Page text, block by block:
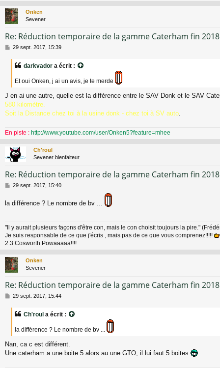
Onken
Sevener
Re: Réduction temporaire de la gamme Caterham fin 2018
M
29 sept. 2017, 15:39
darkvador a écrit :
Et oui Onken, j ai un avis, je te merde
J en ai une autre, quelle est la différence entre le SAV Donk et le SAV
580 kilomètre.
Soit la Distance chez toi à la usine donk - chez toi à SV auto
En piste : http://www.youtube.com/user/Onken5?feature=mhee
Ch'roul
Sevener bienfaiteur
Re: Réduction temporaire de la gamme Caterham fin 2018
M
s
e
29 sept. 2017, 15:40
la différence ? Le nombre de bv ...
"Il y aurait plusieurs façons d'être con, mais le con choisit toujours la pire."
Je suis responsable de ce que j'écris , mais pas de ce que vous comprenez!!!!!
2.3 Cosworth Powaaaaa!!!!
Onken
Sevener
Re: Réduction temporaire de la gamme Caterham fin 2018
M
29 sept. 2017, 15:44
Ch'roul a écrit :
la différence ? Le nombre de bv ...
Nan, ca c est différent.
Une caterham a une boite 5 alors au une GTO, il lui faut 5 boites